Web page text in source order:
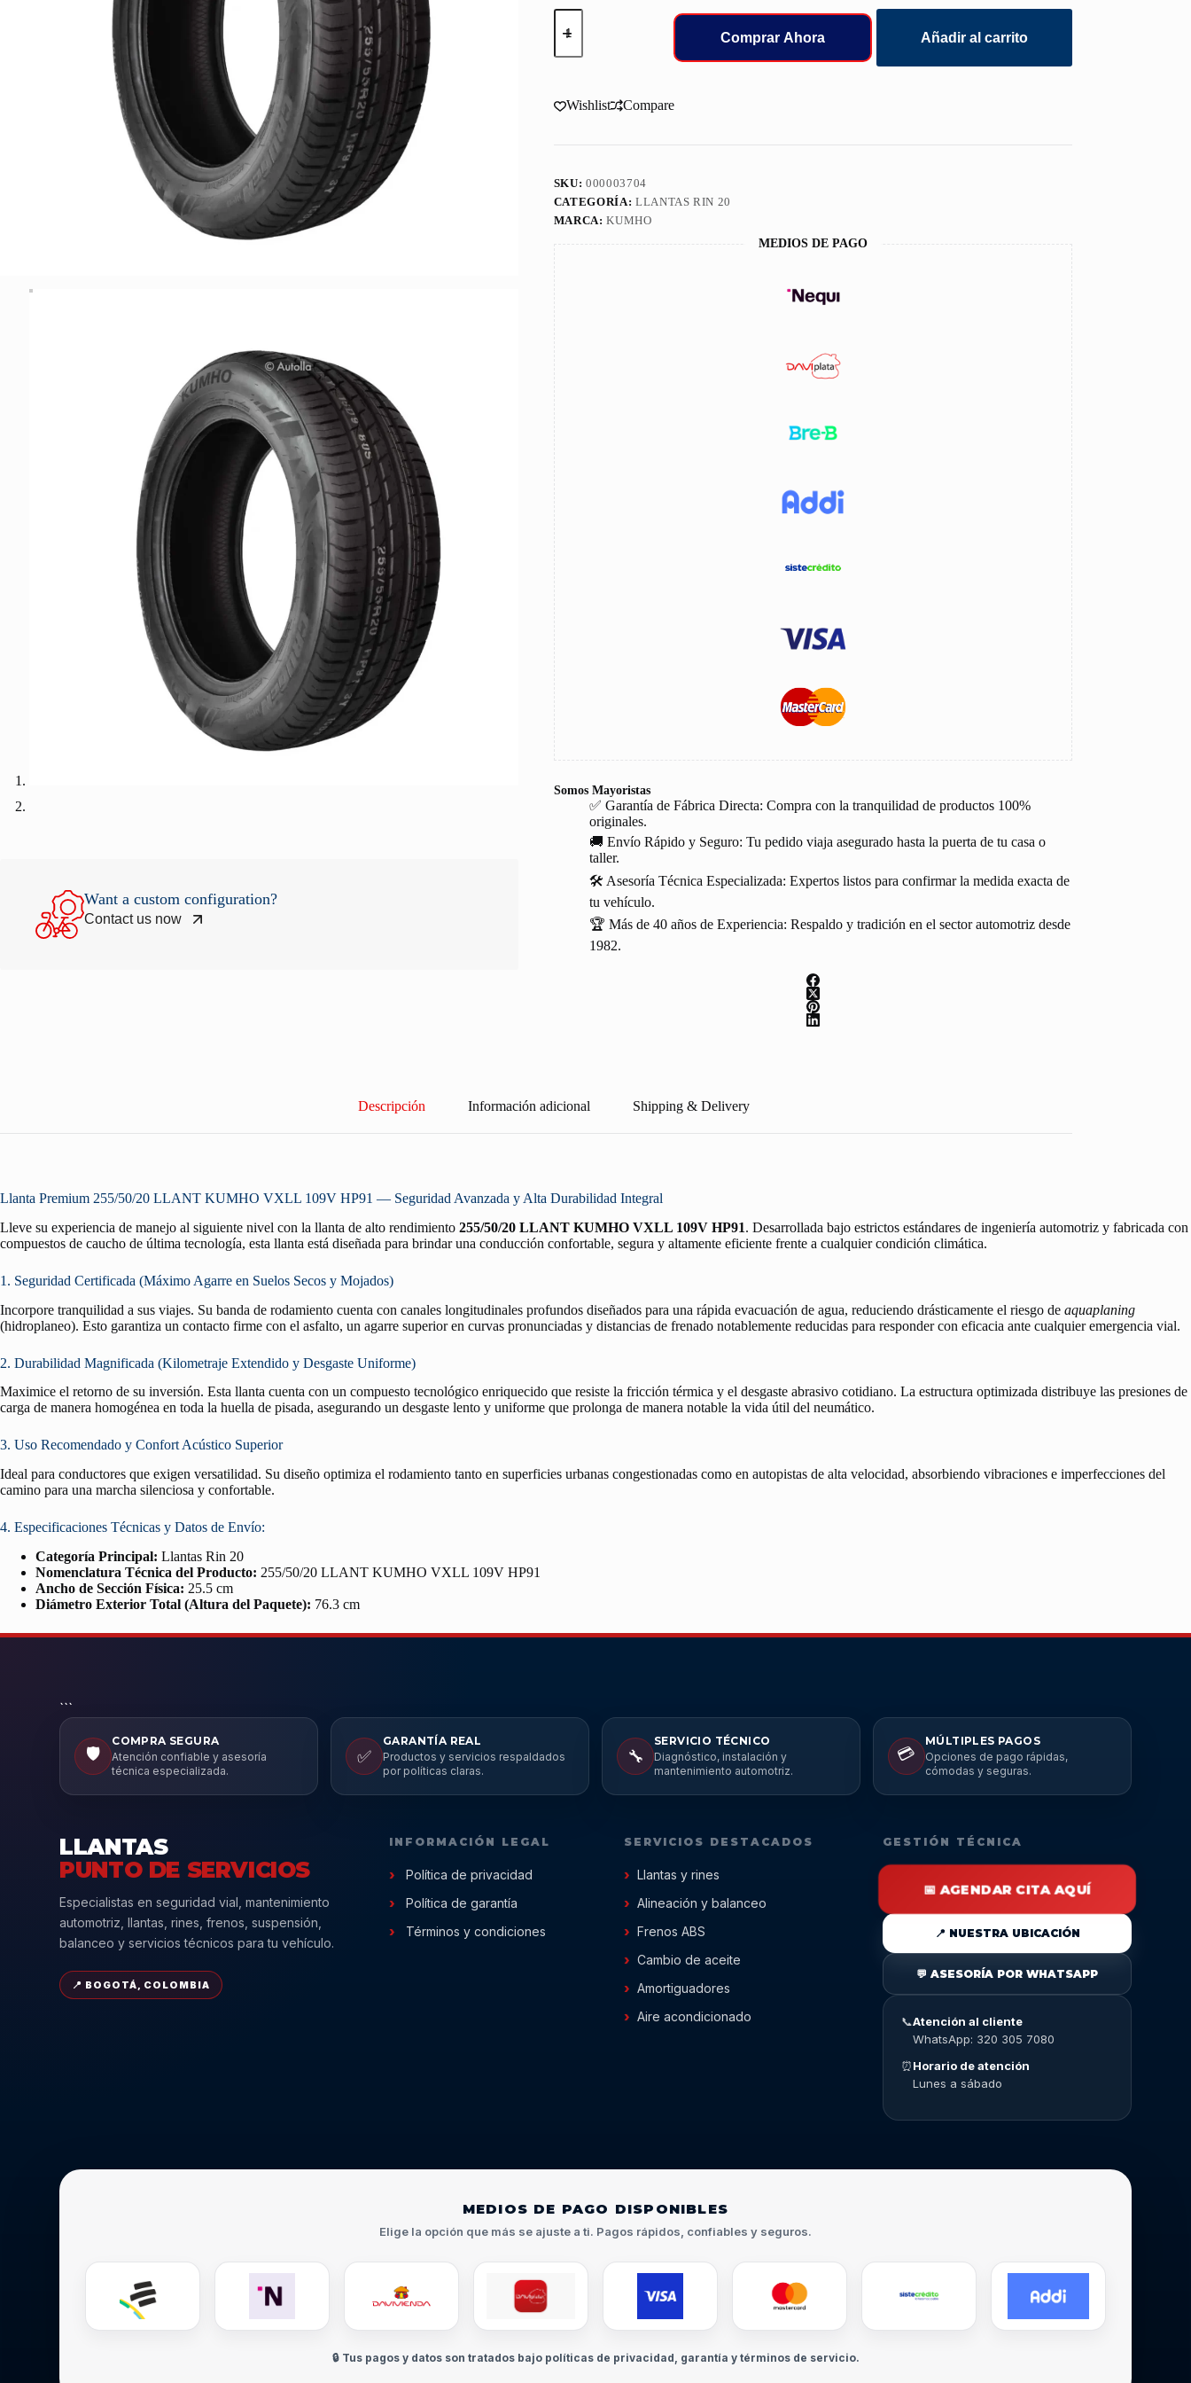
Want a custom configuration?
Contact us now
255/50/20
LLANT
VXLL
cantidad
Comprar Ahora Añadir al carrito
Wishlist Compare
SKU:000003704
CATEGORÍA: LLANTAS RIN 20
MARCA:KUMHO
MEDIOS DE PAGO
Somos Mayoristas
✅ Garantía de Fábrica Directa: Compra con la tranquilidad de productos 100%
originales.
🚚 Envío Rápido y Seguro: Tu pedido viaja asegurado hasta la puerta de tu casa o
taller.
🛠️ Asesoría Técnica Especializada: Expertos listos para confirmar la medida exacta de
tu vehículo.
🏆 Más de 40 años de Experiencia: Respaldo y tradición en el sector automotriz desde
1982.
Descripción Información adicional Shipping & Delivery
Llanta Premium 255/50/20 LLANT KUMHO VXLL 109V HP91 — Seguridad Avanzada y Alta Durabilidad Integral
Lleve su experiencia de manejo al siguiente nivel con la llanta de alto rendimiento 255/50/20 LLANT KUMHO VXLL 109V HP91. Desarrollada bajo estrictos estándares de ingeniería automotriz y fabricada con
compuestos de caucho de última tecnología, esta llanta está diseñada para brindar una conducción confortable, segura y altamente eficiente frente a cualquier condición climática.
1. Seguridad Certificada (Máximo Agarre en Suelos Secos y Mojados)
Incorpore tranquilidad a sus viajes. Su banda de rodamiento cuenta con canales longitudinales profundos diseñados para una rápida evacuación de agua, reduciendo drásticamente el riesgo de aquaplaning
(hidroplaneo). Esto garantiza un contacto firme con el asfalto, un agarre superior en curvas pronunciadas y distancias de frenado notablemente reducidas para responder con eficacia ante cualquier emergencia vial.
2. Durabilidad Magnificada (Kilometraje Extendido y Desgaste Uniforme)
Maximice el retorno de su inversión. Esta llanta cuenta con un compuesto tecnológico enriquecido que resiste la fricción térmica y el desgaste abrasivo cotidiano. La estructura optimizada distribuye las presiones de
carga de manera homogénea en toda la huella de pisada, asegurando un desgaste lento y uniforme que prolonga de manera notable la vida útil del neumático.
3. Uso Recomendado y Confort Acústico Superior
Ideal para conductores que exigen versatilidad. Su diseño optimiza el rodamiento tanto en superficies urbanas congestionadas como en autopistas de alta velocidad, absorbiendo vibraciones e imperfecciones del
camino para una marcha silenciosa y confortable.
4. Especificaciones Técnicas y Datos de Envío:
Categoría Principal: Llantas Rin 20
Nomenclatura Técnica del Producto: 255/50/20 LLANT KUMHO VXLL 109V HP91
Ancho de Sección Física: 25.5 cm
Diámetro Exterior Total (Altura del Paquete): 76.3 cm
```
🛡️
COMPRA SEGURA
Atención confiable y asesoría
técnica especializada.
✅
GARANTÍA REAL
Productos y servicios respaldados
por políticas claras.
🔧
SERVICIO TÉCNICO
Diagnóstico, instalación y
mantenimiento automotriz.
💳
MÚLTIPLES PAGOS
Opciones de pago rápidas,
cómodas y seguras.
LLANTAS
PUNTO DE SERVICIOS
Especialistas en seguridad vial, mantenimiento
automotriz, llantas, rines, frenos, suspensión,
balanceo y servicios técnicos para tu vehículo.
📍 BOGOTÁ, COLOMBIA
INFORMACIÓN LEGAL
Política de privacidad
Política de garantía
Términos y condiciones
SERVICIOS DESTACADOS
Llantas y rines
Alineación y balanceo
Frenos ABS
Cambio de aceite
Amortiguadores
Aire acondicionado
GESTIÓN TÉCNICA
📅 AGENDAR CITA AQUÍ
📍 NUESTRA UBICACIÓN
💬 ASESORÍA POR WHATSAPP
📞Atención al cliente
WhatsApp: 320 305 7080
⏰Horario de atención
Lunes a sábado
MEDIOS DE PAGO DISPONIBLES
Elige la opción que más se ajuste a ti. Pagos rápidos, confiables y seguros.
🔒 Tus pagos y datos son tratados bajo políticas de privacidad, garantía y términos de servicio.